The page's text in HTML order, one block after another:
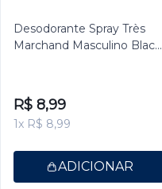
Desodorante Spray Très
Marchand Masculino Black
R$ 8,99
1x R$ 8,99
ADICIONAR